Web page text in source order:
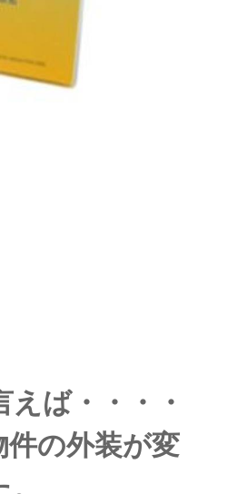
ば・・・・
件の外装が変